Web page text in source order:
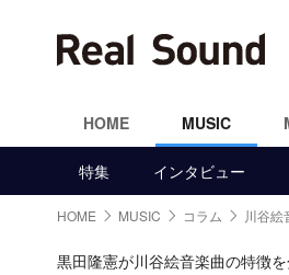
HOME MUSIC
特集 インタビュー
HOME MUSIC コラム 川谷絵
黒田隆憲が川谷絵音楽曲の特徴